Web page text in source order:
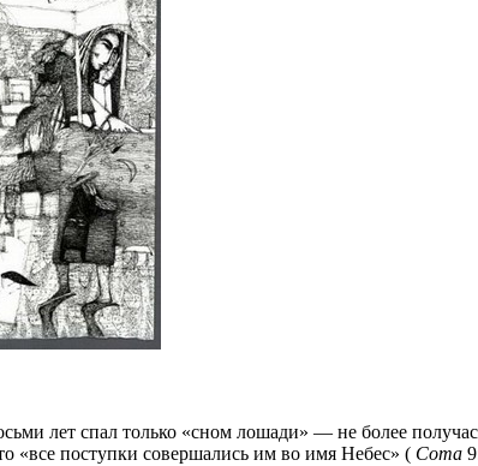
лет спал только «сном лошади» — не более
«все поступки совершались им во имя Небес» ( Сота